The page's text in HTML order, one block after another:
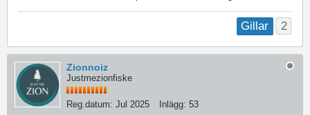
Gillar 2
Zionnoiz
Justmezionfiske
Reg.datum: Jul 2025 Inlägg: 53